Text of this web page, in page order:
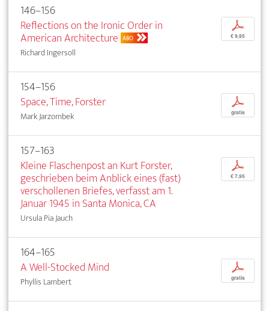
146–156
Reflections on the Ironic Order in
American Architecture ABO
Richard Ingersoll
p
€ 9,95
154–156
Space, Time, Forster
Mark Jarzombek
p
gratis
157–163
Kleine Flaschenpost an Kurt Forster,
geschrieben beim Anblick eines (fast)
verschollenen Briefes, verfasst am 1.
Januar 1945 in Santa Monica, CA
Ursula Pia Jauch
p
€ 7,95
164–165
A Well-Stocked Mind
Phyllis Lambert
p
gratis